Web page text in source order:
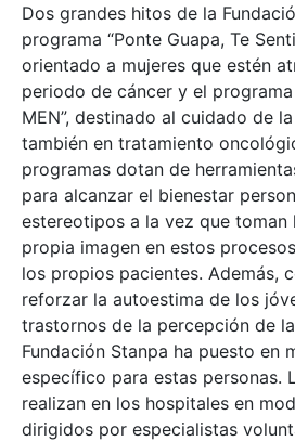
Dos grandes hitos de la
programa “Ponte Guapa, Te
orientado a mujeres que estén
periodo de cáncer y el programa
MEN”, destinado al cuidado de
también en tratamiento
programas dotan de
para alcanzar el bienestar
estereotipos a la vez que toman
propia imagen en estos
los propios pacientes. Además,
reforzar la autoestima de los
trastornos de la percepción de
Fundación Stanpa ha puesto en
específico para estas personas.
realizan en los hospitales en
dirigidos por especialistas